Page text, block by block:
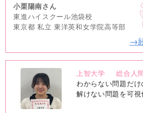
小栗陽南さん
東進ハイスクール池袋校
東京都 私立 東洋英和女学院高等部
→
no
image
上智大学
総合人
わからない問題だけ
解けない問題を可